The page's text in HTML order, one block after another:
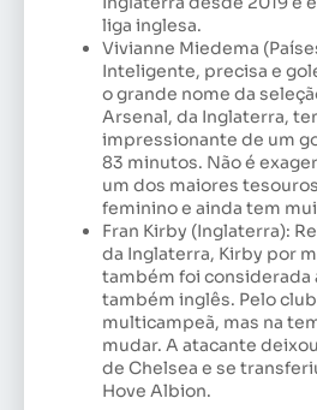
liga inglesa.
Vivianne Miedema
Inteligente, precisa e
o grande nome da
Arsenal, da Inglaterra,
impressionante de um
83 minutos. Não é
um dos maiores
feminino e ainda tem
Fran Kirby (Inglaterra):
da Inglaterra, Kirby por
também foi considerada
também inglês. Pelo
multicampeã, mas na
mudar. A atacante
de Chelsea e se
Hove Albion.